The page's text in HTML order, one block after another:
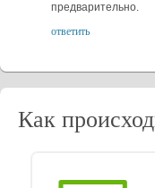
предварительно.
ответить
Как